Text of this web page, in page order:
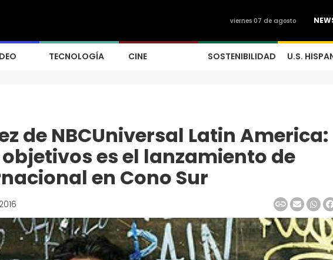
viernes 07 de agosto
TECNOLOGÍA CINE SOSTENIBILIDAD U.S.
de NBCUniversal Latin America:
es el lanzamiento de
en Cono Sur